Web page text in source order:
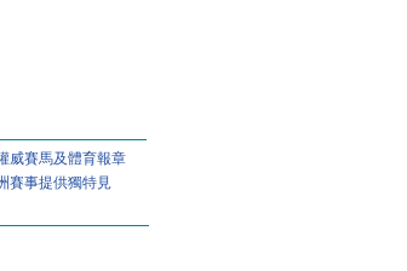
威賽馬及體育報章
賽事提供獨特見